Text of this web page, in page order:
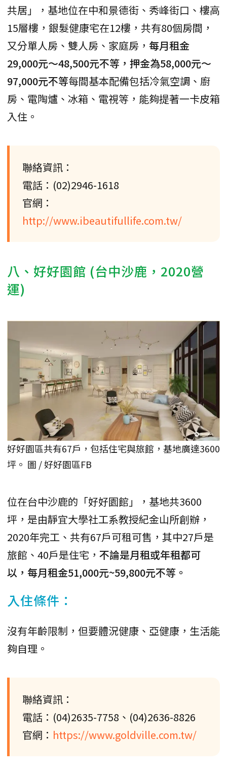
共居」，基地位在中和景德街、秀峰街口、樓高
15層樓，銀髮健康宅在12樓，共有80個房間，
又分單人房、雙人房、家庭房， 每月租金
29,000元～48,500元不等，押金為58,000元～
97,000元不等每間基本配備包括冷氣空調、廚
房、電陶爐、冰箱、電視等，能夠提著一卡皮箱
入住。
聯絡資訊：
電話：(02)2946-1618
官網：
http://www.ibeautifullife.com.tw/
八、好好園館 (台中沙鹿，2020營
運)
好好園區共有67戶，包括住宅與旅館，基地廣達3600
坪。 圖 / 好好園區FB
位在台中沙鹿的「好好園館」，基地共3600
坪，是由靜宜大學社工系教授紀金山所創辦，
2020年完工、共有67戶可租可售，其中27戶是
旅館、40戶是住宅， 不論是月租或年租都可
以，每月租金51,000元~59,800元不等。
入住條件：
沒有年齡限制，但要體況健康、亞健康，生活能
夠自理。
聯絡資訊：
電話：(04)2635-7758、(04)2636-8826
官網： https://www.goldville.com.tw/